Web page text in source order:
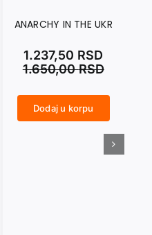
ANARCHY IN THE UKR
1.650,00RSD
1.237,50 RSD
Dodaj u korpu